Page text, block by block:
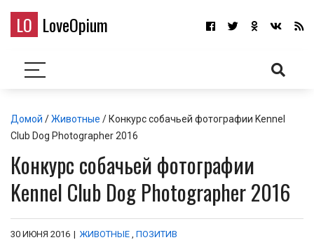
LO LoveOpium
Домой /Животные / Конкурс собачьей фотографии Kennel
Club Dog Photographer 2016
Конкурс собачьей фотографии
Kennel Club Dog Photographer 2016
30 ИЮНЯ 2016 | ЖИВОТНЫЕ , ПОЗИТИВ